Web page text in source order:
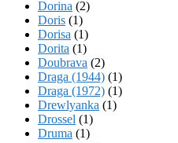
Dorina (2)
Doris (1)
Dorisa (1)
Dorita (1)
Doubrava (2)
Draga (1944) (1)
Draga (1972) (1)
Drewlyanka (1)
Drossel (1)
Druma (1)